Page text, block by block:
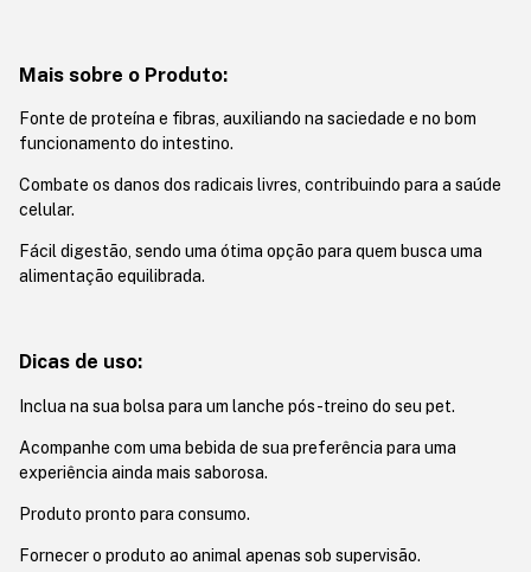
Mais sobre o Produto:
Fonte de proteína e fibras, auxiliando na saciedade e no bom
funcionamento do intestino.
Combate os danos dos radicais livres, contribuindo para a saúde
celular.
Fácil digestão, sendo uma ótima opção para quem busca uma
alimentação equilibrada.
Dicas de uso:
Inclua na sua bolsa para um lanche pós-treino do seu pet.
Acompanhe com uma bebida de sua preferência para uma
experiência ainda mais saborosa.
Produto pronto para consumo.
Fornecer o produto ao animal apenas sob supervisão.